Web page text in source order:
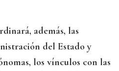
además, las
del Estado y
los vínculos con las